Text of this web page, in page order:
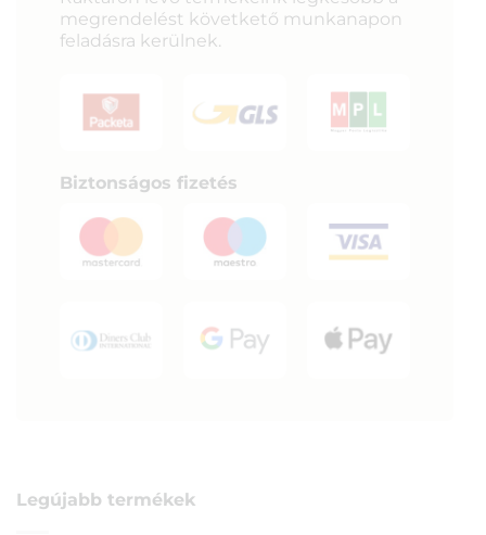
megrendelést követkető munkanapon
feladásra kerülnek.
Biztonságos fizetés
Legújabb termékek